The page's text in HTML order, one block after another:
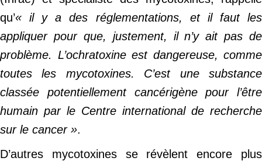
qu’« il y a des réglementations, et il faut les
appliquer pour que, justement, il n’y ait pas de
problème. L’ochratoxine est dangereuse, comme
toutes les mycotoxines. C’est une substance
classée potentiellement cancérigène pour l’être
humain par le Centre international de recherche
sur le cancer ».
D’autres mycotoxines se révèlent encore plus